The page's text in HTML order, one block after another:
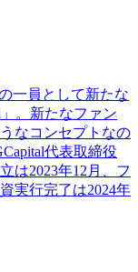
一員として新たな
。新たなファン
なコンセプトなの
代表取締役
は2023年12月、フ
実行完了は2024年